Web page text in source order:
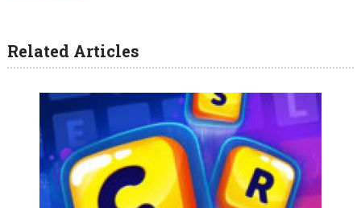
Related Articles